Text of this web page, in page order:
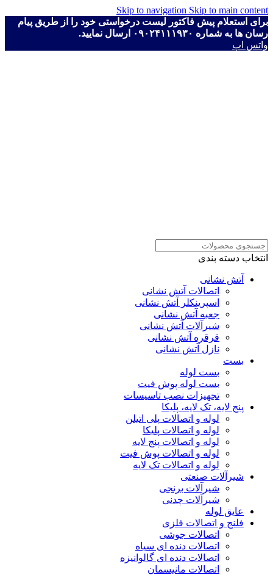
Skip to navigation Skip to main content
برای استعلام پیش فاکتور لیست درخواستی خود را از طریق پیام
رسان ها به شماره ۰۹۰۲۴۱۱۱۹۳۰ ارسال نمایید.
واتس اپ
انتخاب دسته بندی
آتش نشانی
اتصالات آتش نشانی
اسپرینکلر آتش نشانی
جعبه آتش نشانی
شیرآلات آتش نشانی
قرقره آتش نشانی
نازل آتش نشانی
بست
بست لوله
بست لوله پوش فیت
تجهیزات نصب تاسیسات
پنج لایه، تک لایه، پلیکا
لوله و اتصالات پلی اتیلن
لوله و اتصالات پلیکا
لوله و اتصالات پنج لایه
لوله و اتصالات پوش فیت
لوله و اتصالات تک لایه
شیرآلات صنعتی
شیرآلات برنجی
شیرآلات چدنی
عایق لوله
فلنج و اتصالات فلزی
اتصالات جوشی
اتصالات دنده ای سیاه
اتصالات دنده ای گالوانیزه
اتصالات مانیسمان